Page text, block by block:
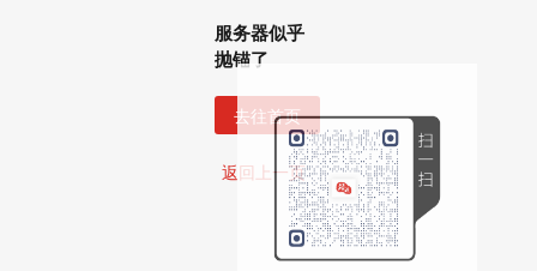
服务器似乎
抛锚了
去往首页
返回上一页